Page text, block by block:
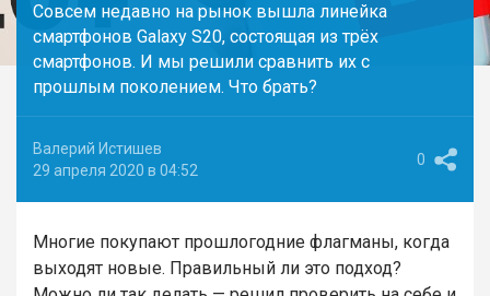
Совсем недавно на рынок вышла линейка
смартфонов Galaxy S20, состоящая из трёх
смартфонов. И мы решили сравнить их с
прошлым поколением. Что брать?
Валерий Истишев
29 апреля 2020 в 04:52
0
Многие покупают прошлогодние флагманы, когда
выходят новые. Правильный ли это подход?